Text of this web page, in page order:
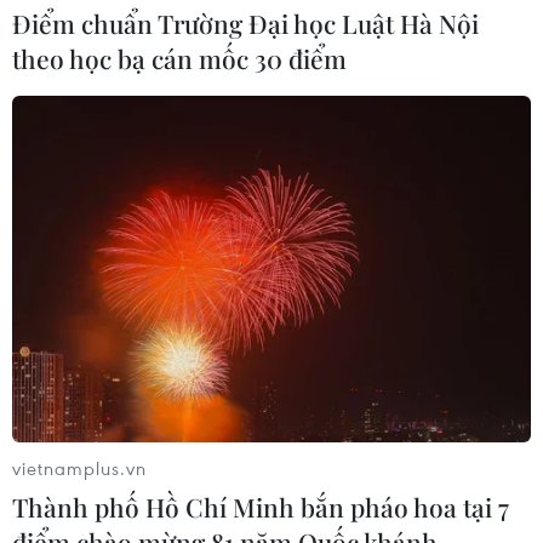
Trái cây Việt Nam còn nhiều dư địa
Chứng khoán châu Á khởi sắc nhờ kỳ
vọng Fed giữ nguyên lãi suất
10/08/2026 09:41
VN-Index tăng gần 9 điểm nhờ nhóm
ngân hàng và năng lượng
10/08/2026 09:30
Điểm chuẩn Trường Đại học Luật Hà Nội
theo học bạ cán mốc 30 điểm
vietnamplus.vn
Thành phố Hồ Chí Minh bắn pháo hoa tại 7